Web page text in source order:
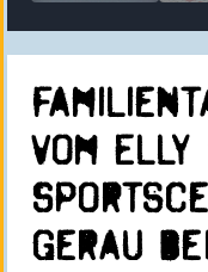
vom Elly
Gerau